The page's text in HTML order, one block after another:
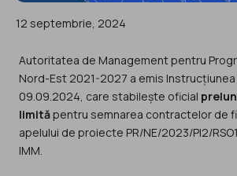
12 septembrie, 2024
Autoritatea de Management pentru
Nord-Est 2021-2027 a emis Instrucțiunea
09.09.2024, care stabilește oficial
limităpentru semnarea contractelor de
apelului de proiecte PR/NE/2023/PI2/
IMM.